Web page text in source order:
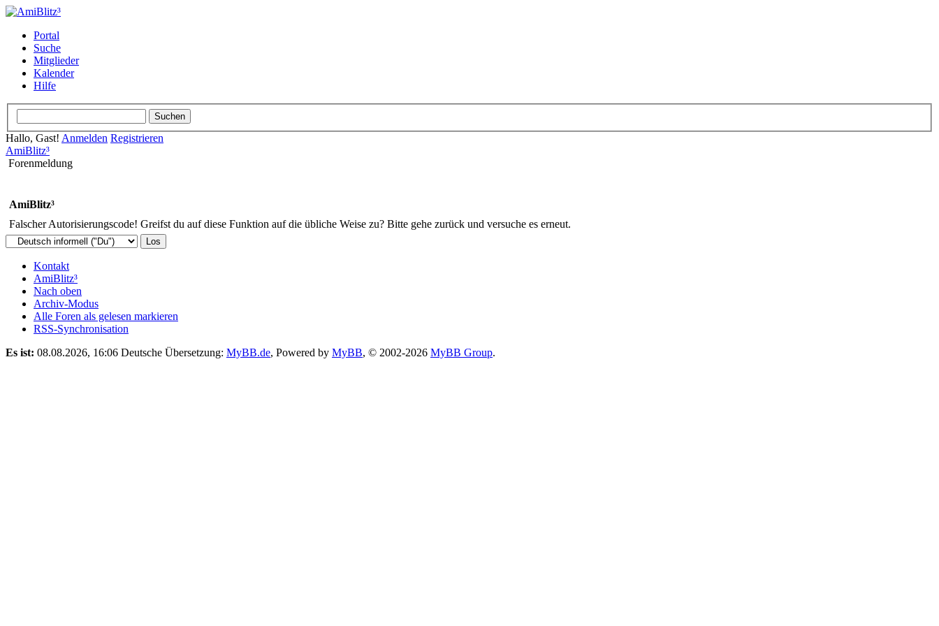
Portal
Suche
Mitglieder
Kalender
Hilfe
Hallo, Gast! Anmelden Registrieren
AmiBlitz³
Forenmeldung
AmiBlitz³
Falscher Autorisierungscode! Greifst du auf diese Funktion auf die übliche Weise zu? Bitte gehe zurück und versuche es erneut.
Kontakt
AmiBlitz³
Nach oben
Archiv-Modus
Alle Foren als gelesen markieren
RSS-Synchronisation
Es ist: 08.08.2026, 16:06 Deutsche Übersetzung: MyBB.de, Powered by MyBB, © 2002-2026 MyBB Group.